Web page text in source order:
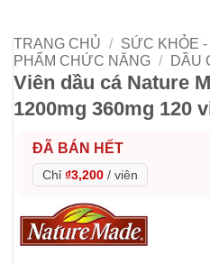
TRANG CHỦ / SỨC KHỎE
PHẨM CHỨC NĂNG / DẦU
Viên dầu cá Nature
1200mg 360mg 120
ĐÃ BÁN HẾT
Chỉ ₫3,200 / viên